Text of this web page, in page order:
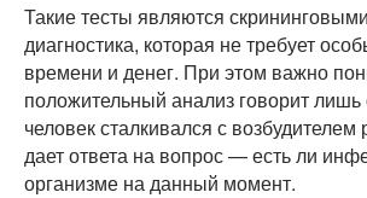
Такие тесты являются
диагностика, которая не требует
времени и денег. При этом важно
положительный анализ говорит лишь
человек сталкивался с
дает ответа на вопрос — есть ли
организме на данный момент.